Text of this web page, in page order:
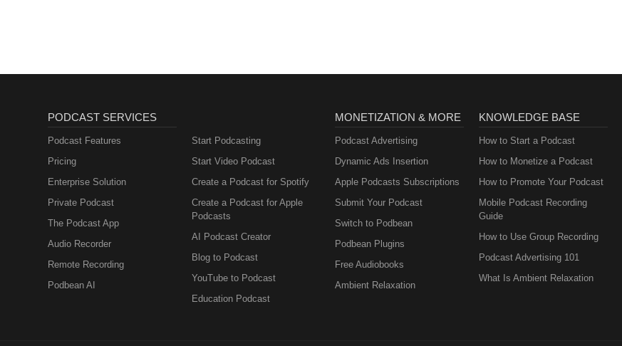
PODCAST SERVICES
Podcast Features
Pricing
Enterprise Solution
Private Podcast
The Podcast App
Audio Recorder
Remote Recording
Podbean AI
Start Podcasting
Start Video Podcast
Create a Podcast for Spotify
Create a Podcast for Apple
Podcasts
AI Podcast Creator
Blog to Podcast
YouTube to Podcast
Education Podcast
MONETIZATION & MORE
Podcast Advertising
Dynamic Ads Insertion
Apple Podcasts Subscriptions
Submit Your Podcast
Switch to Podbean
Podbean Plugins
Free Audiobooks
Ambient Relaxation
KNOWLEDGE BASE
How to Start a Podcast
How to Monetize a Podcast
How to Promote Your Podcast
Mobile Podcast Recording
Guide
How to Use Group Recording
Podcast Advertising 101
What Is Ambient Relaxation